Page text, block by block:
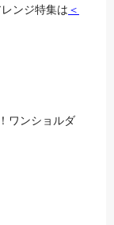
ンジ特集は ＜
ワンショルダ